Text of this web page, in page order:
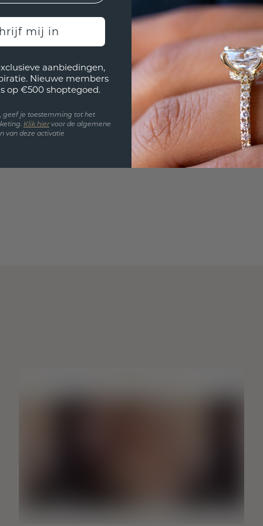
past?
mij in
aanbiedingen,
Nieuwe members
op €500 shoptegoed.
geef je toestemming tot het
Klik hiervoor de algemene
van deze activatie